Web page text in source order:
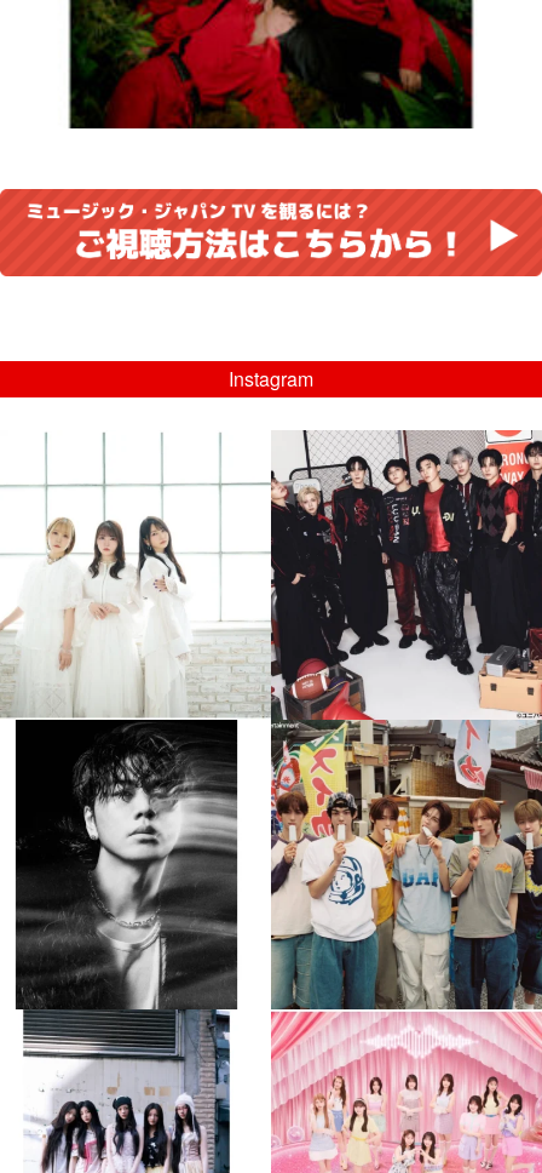
Instagram
...
8月 4
4 0
musicjapantv
💡08/05(水)23:00特番放送！
...
8月 4
4 0
musicjapantv
💡8月特番放送決定！
...
8月 4
90 0
musicjapantv
💡8月特番放送決定！
...
8月 4
5 0
musicjapantv
💡8月特番放送決定！
8月 4
1 0
musicjapantv
💡8月特番放送決定！
...
8月 4
1 0